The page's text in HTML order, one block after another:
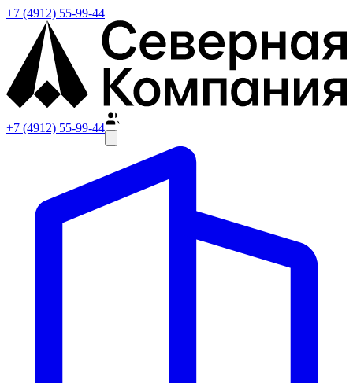
+7 (4912) 55-99-44
+7 (4912) 55-99-44